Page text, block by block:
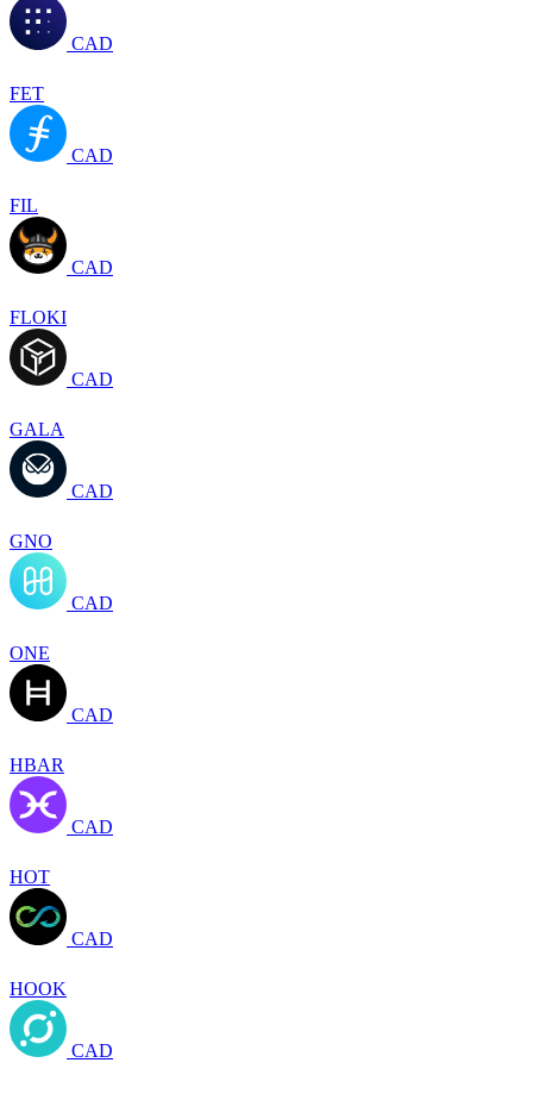
CAD
FET
CAD
FIL
CAD
FLOKI
CAD
GALA
CAD
GNO
CAD
ONE
CAD
HBAR
CAD
HOT
CAD
HOOK
CAD